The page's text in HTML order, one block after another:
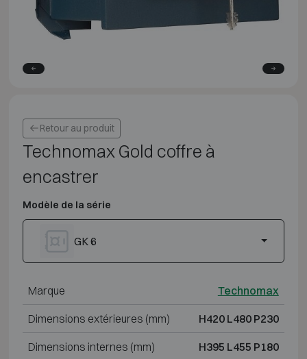
Retour au produit
Technomax Gold coffre à
encastrer
Modèle de la série
GK 6
Marque Technomax
Dimensions extérieures (mm) H420 L480 P230
Dimensions internes (mm) H395 L455 P180